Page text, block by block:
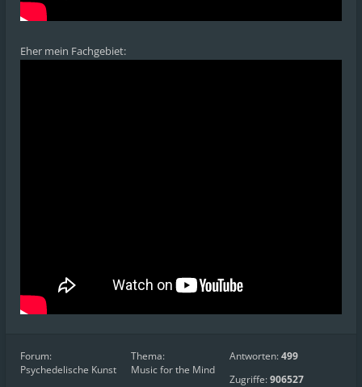
Eher mein Fachgebiet:
Forum:
Psychedelische Kunst
Thema:
Music for the Mind
Antworten:499
Zugriffe:906527